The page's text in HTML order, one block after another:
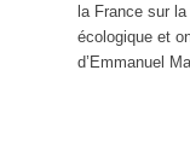
la France sur
écologique et
d’Emmanuel